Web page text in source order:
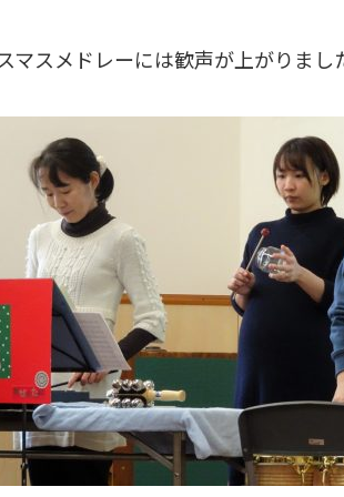
マスメドレーには歓声が上がりまし